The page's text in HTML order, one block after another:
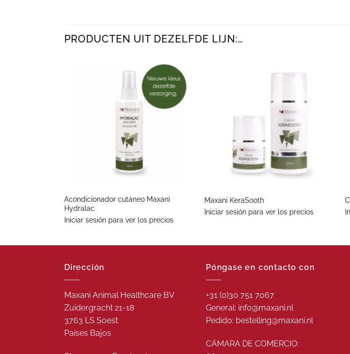
PRODUCTEN UIT DEZELFDE LIJN:…
Acondicionador cutáneo Maxani
Hydralac
Iniciar sesión para ver los precios
Maxani KeraSooth
Iniciar sesión para ver los precios
Dirección
Maxani Animal Healthcare BV
Zuidergracht 21-18
3763 LS Soest
Países Bajos
Póngase en contacto con
+31 (0)30 751 7067
General: info@maxani.nl
Pedido: bestelling@maxani.nl
CÁMARA DE COMERCIO: